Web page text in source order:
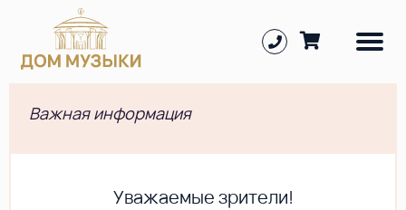
Важная информация
Уважаемые зрители!